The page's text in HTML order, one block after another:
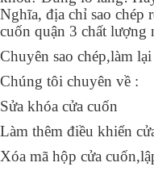
Nghĩa, địa chỉ sao chép
cuốn quận 3 chất lượng
Chuyên sao chép,làm
Chúng tôi chuyên về :
Sửa khóa cửa cuốn
Làm thêm điều khiển
Xóa mã hộp cửa